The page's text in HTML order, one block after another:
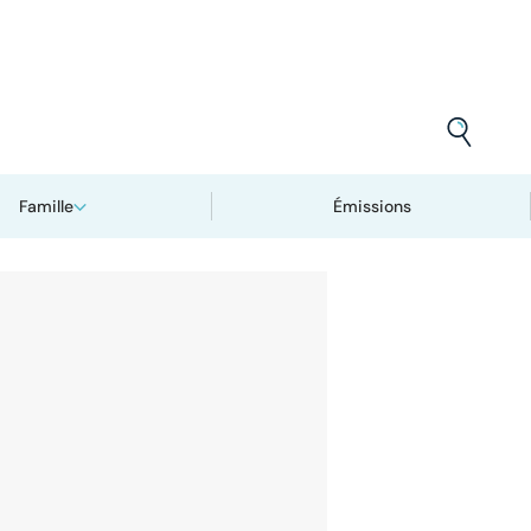
Famille Émissions